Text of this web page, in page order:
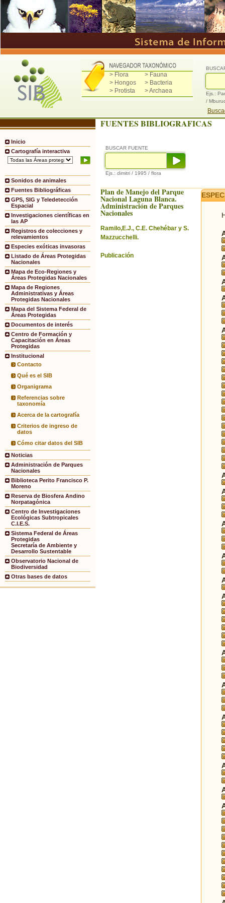
> Flora
> Fauna
> Hongos
> Bacteria
> Protista
> Archaea
Ejs.:
/
Inicio
Cartografía interactiva
Sonidos de animales
Fuentes Bibliográficas
GPS, SIG y Teledetección
Espacial
Investigaciones científicas en
las AP
Registros de colecciones y
relevamientos
Especies exóticas invasoras
Listado de Áreas Protegidas
Nacionales
Mapa de Eco-Regiones y
Áreas Protegidas Nacionales
Mapa de Regiones
Administrativas y Áreas
Protegidas Nacionales
Mapa del Sistema Federal de
Áreas Protegidas
Documentos de interés
Centro de Formación y
Capacitación en Áreas
Protegidas
Institucional
Contacto
Qué es el SIB
Organigrama
Referencias sobre
taxonomía
Acerca de la cartografía
Criterios de ingreso de
datos
Cómo citar datos del SIB
Noticias
Administración de Parques
Nacionales
Biblioteca Perito Francisco P.
Moreno
Reserva de Biosfera Andino
Norpatagónica
Centro de Investigaciones
Ecológicas Subtropicales
C.I.E.S.
Sistema Federal de Áreas
Protegidas
Secretaría de Ambiente y
Desarrollo Sustentable
Observatorio Nacional de
Biodiversidad
Otras bases de datos
FUENTES BIBLIOGRAFICAS
BUSCAR FUENTE
Ejs.: dimitri / 1995 / flora
Plan de Manejo del Parque
Nacional Laguna Blanca.
Administración de Parques
Nacionales
Ramilo,E.J., C.E. Chehébar y S.
Mazzucchelli.
Publicación